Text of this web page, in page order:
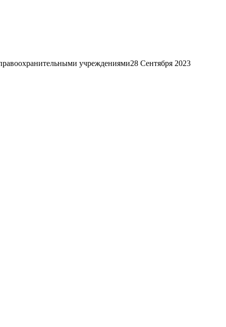
учреждениями28 Сентября 2023